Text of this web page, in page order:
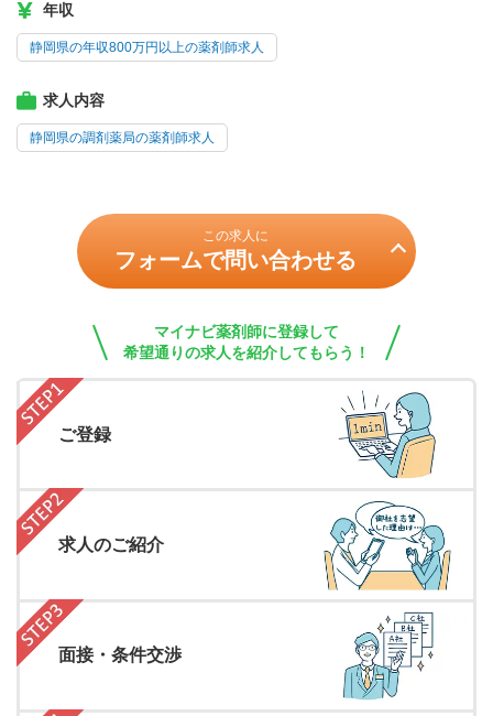
年収
静岡県の年収800万円以上の薬剤師求人
求人内容
静岡県の調剤薬局の薬剤師求人
この求人に
フォームで問い合わせる
マイナビ薬剤師に登録して
希望通りの求人を紹介してもらう！
ご登録
求人のご紹介
面接・条件交渉